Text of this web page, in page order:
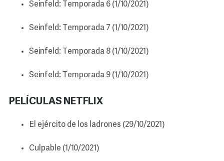
Seinfeld: Temporada 6 (1/10/2021)
Seinfeld: Temporada 7 (1/10/2021)
Seinfeld: Temporada 8 (1/10/2021)
Seinfeld: Temporada 9 (1/10/2021)
PELÍCULAS NETFLIX
El ejército de los ladrones (29/10/2021)
Culpable (1/10/2021)